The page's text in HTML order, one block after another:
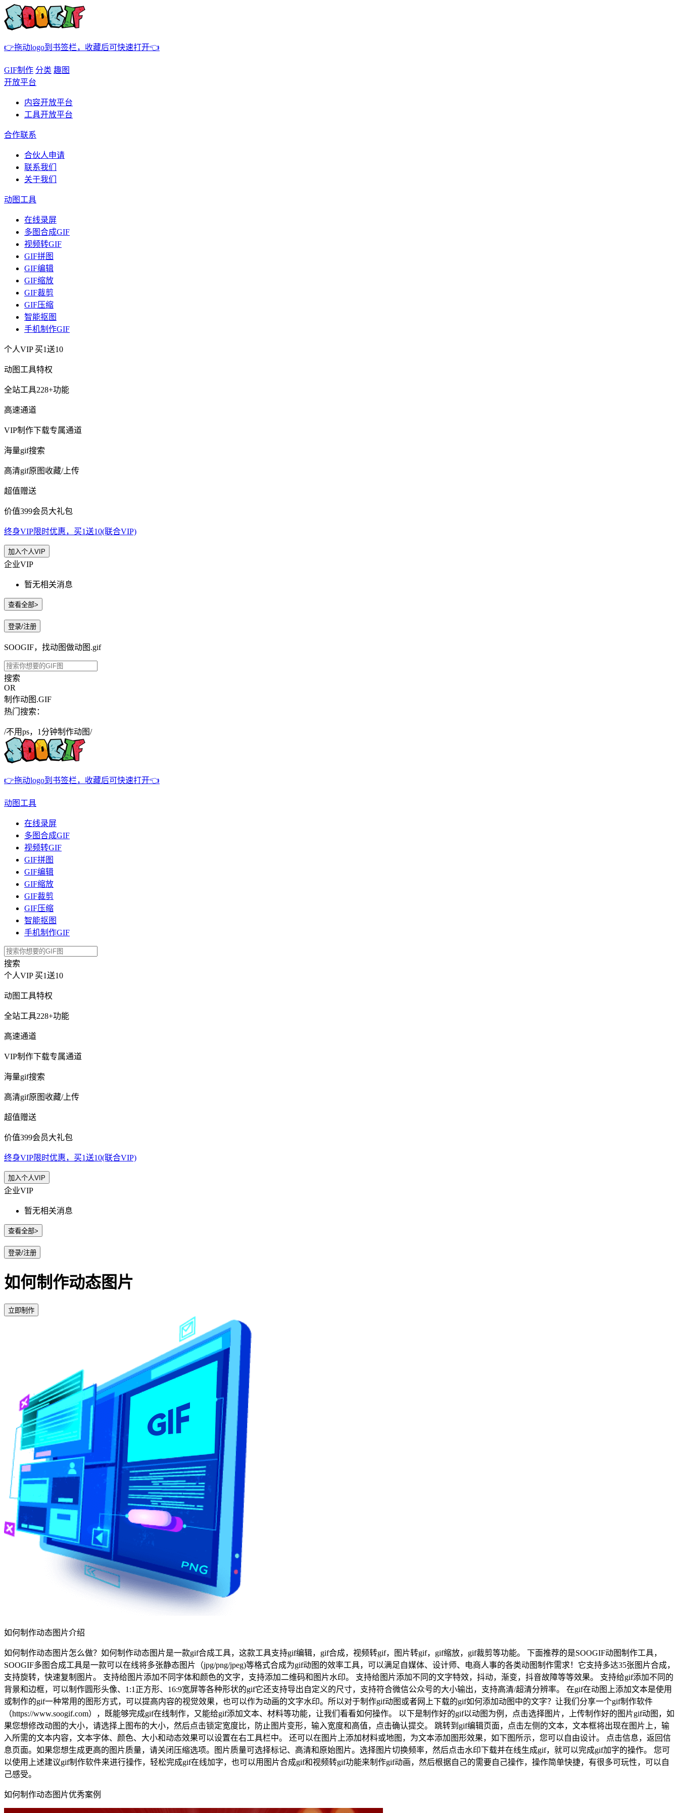
👉拖动logo到书签栏，收藏后可快速打开👈
GIF制作 分类 趣图
开放平台
内容开放平台
工具开放平台
合作联系
合伙人申请
联系我们
关于我们
动图工具
在线录屏
多图合成GIF
视频转GIF
GIF拼图
GIF编辑
GIF缩放
GIF裁剪
GIF压缩
智能抠图
手机制作GIF
个人VIP 买1送10
动图工具特权
全站工具228+功能
高速通道
VIP制作下载专属通道
海量gif搜索
高清gif原图收藏/上传
超值赠送
价值399会员大礼包
终身VIP限时优惠，买1送10(联合VIP)
加入个人VIP
企业VIP
暂无相关消息
查看全部>
登录/注册
SOOGIF，找动图做动图.gif
搜索
OR
制作动图.GIF
热门搜索：
/不用ps，1分钟制作动图/
👉拖动logo到书签栏，收藏后可快速打开👈
动图工具
在线录屏
多图合成GIF
视频转GIF
GIF拼图
GIF编辑
GIF缩放
GIF裁剪
GIF压缩
智能抠图
手机制作GIF
搜索
个人VIP 买1送10
动图工具特权
全站工具228+功能
高速通道
VIP制作下载专属通道
海量gif搜索
高清gif原图收藏/上传
超值赠送
价值399会员大礼包
终身VIP限时优惠，买1送10(联合VIP)
加入个人VIP
企业VIP
暂无相关消息
查看全部>
登录/注册
如何制作动态图片
立即制作
如何制作动态图片介绍
如何制作动态图片怎么做？如何制作动态图片是一款gif合成工具，这款工具支持gif编辑，gif合成，视频转gif，图片转gif，gif缩放，gif裁剪等功能。 下面推荐的是SOOGIF动图制作工具，
SOOGIF多图合成工具是一款可以在线将多张静态图片（jpg/png/jpeg)等格式合成为gif动图的效率工具，可以满足自媒体、设计师、电商人事的各类动图制作需求！它支持多达35张图片合成，
支持旋转，快速复制图片。 支持给图片添加不同字体和颜色的文字，支持添加二维码和图片水印。 支持给图片添加不同的文字特效，抖动，渐变，抖音故障等等效果。 支持给gif添加不同的
背景和边框，可以制作圆形头像、1:1正方形、16:9宽屏等各种形状的gif它还支持导出自定义的尺寸，支持符合微信公众号的大小输出，支持高清/超清分辨率。 在gif在动图上添加文本是使用
或制作的gif一种常用的图形方式，可以提高内容的视觉效果，也可以作为动画的文字水印。所以对于制作gif动图或者网上下载的gif如何添加动图中的文字？让我们分享一个gif制作软件
（https://www.soogif.com），既能够完成gif在线制作，又能给gif添加文本、材料等功能，让我们看看如何操作。 以下是制作好的gif以动图为例，点击选择图片，上传制作好的图片gif动图，如
果您想修改动图的大小，请选择上图布的大小，然后点击锁定宽度比，防止图片变形，输入宽度和高值，点击确认提交。 跳转到gif编辑页面，点击左侧的文本，文本框将出现在图片上，输
入所需的文本内容，文本字体、颜色、大小和动态效果可以设置在右工具栏中。 还可以在图片上添加材料或地图，为文本添加图形效果，如下图所示，您可以自由设计。 点击信息，返回信
息页面。如果您想生成更高的图片质量，请关闭压缩选项。图片质量可选择标记、高清和原始图片。选择图片切换频率，然后点击水印下载并在线生成gif，就可以完成gif加字的操作。 您可
以使用上述建议gif制作软件来进行操作，轻松完成gif在线加字，也可以用图片合成gif和视频转gif功能来制作gif动画，然后根据自己的需要自己操作，操作简单快捷，有很多可玩性，可以自
己感受。
如何制作动态图片优秀案例